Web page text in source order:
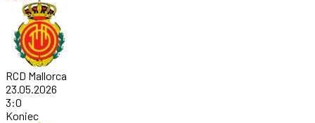
RCD Mallorca
23.05.2026
3:0
Koniec